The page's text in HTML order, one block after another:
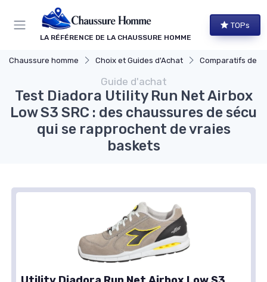
LA RÉFÉRENCE DE LA CHAUSSURE HOMME
TOPs
Chaussure homme Choix et Guides d'Achat Comparatifs de
Guide d'achat
Test Diadora Utility Run Net Airbox
Low S3 SRC : des chaussures de sécu
qui se rapprochent de vraies
baskets
Panneau de gestion des cookies